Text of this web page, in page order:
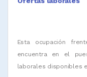
Esta ocupación
encuentra en el
laborales disponibles